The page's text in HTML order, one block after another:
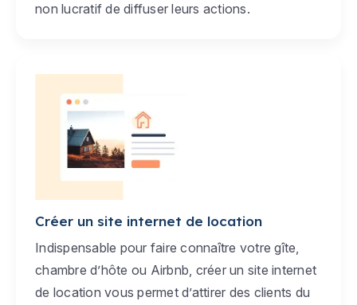
non lucratif de diffuser leurs actions.
Créer un site internet de location
Indispensable pour faire connaître votre gîte,
chambre d’hôte ou Airbnb, créer un site internet
de location vous permet d’attirer des clients du